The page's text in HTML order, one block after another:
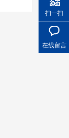
扫一扫
在线留言